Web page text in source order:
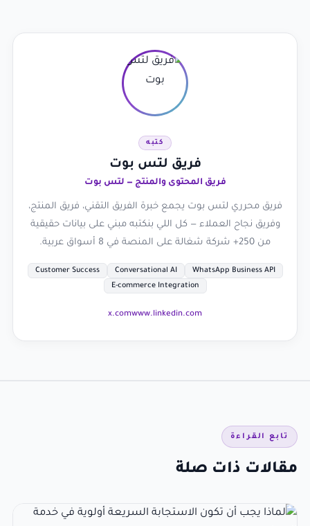
كتبه
فريق لتس بوت
فريق المحتوى والمنتج — لتس بوت
فريق محرري لتس بوت يجمع خبرة الفريق التقني، فريق المنتج،
وفريق نجاح العملاء — كل اللي بنكتبه مبني على بيانات حقيقية
من 250+ شركة شغالة على المنصة في 8 أسواق عربية.
WhatsApp Business API
Conversational AI
Customer Success
E-commerce Integration
www.linkedin.com
x.com
تابع القراءة
مقالات ذات صلة